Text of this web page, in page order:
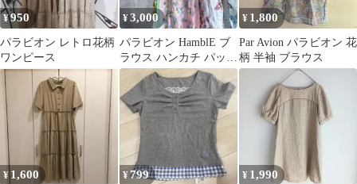
¥950
パラビオン レトロ花柄
ワンピース
¥3,000
パラビオン HamblE ブ
ラウス ハンカチ パッチ
ワーク 襟 花柄 タグ付
¥ 1,800
Par Avion パラビオン 花
柄 半袖 ブラウス
¥ 1,600 ¥799 ¥ 1,990